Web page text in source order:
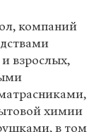
компаний
взрослых,
химии
в том